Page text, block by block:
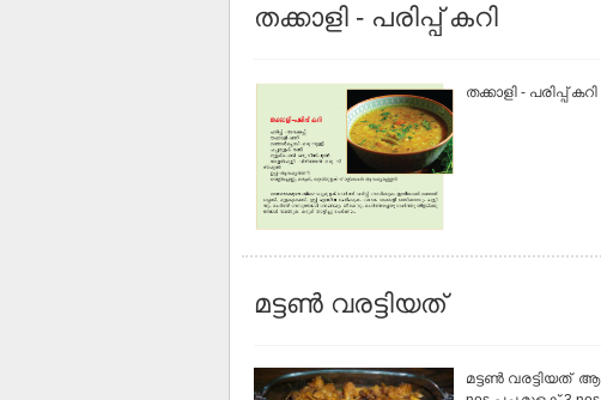
തക്കാളി - പരിപ്പ് കറി
തക്കാളി - പരിപ്പ് കറി
മട്ടണ്‍ വരട്ടിയത്
മട്ടണ്‍ വരട്ടിയത്